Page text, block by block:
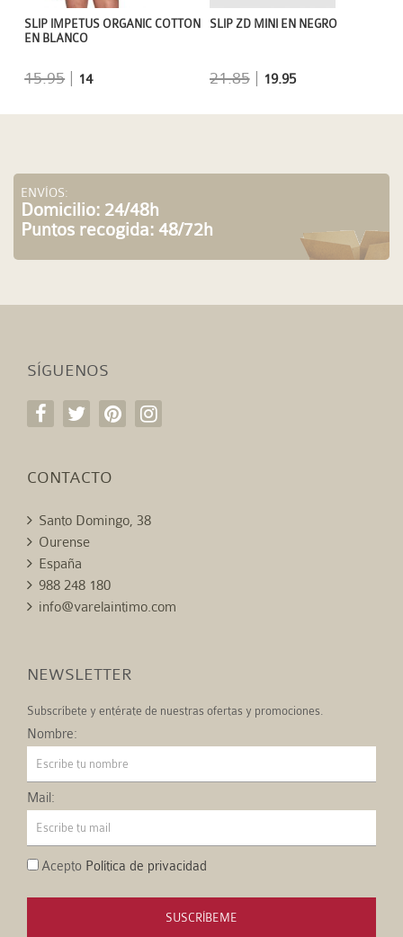
SLIP ZD MINI EN NEGRO
21.85| 19.95
SLIP IMPETUS ORGANIC COTTON
EN BLANCO
15.95 | 14
ENVÍOS:
Domicilio: 24/48h
Puntos recogida: 48/72h
SÍGUENOS
CONTACTO
Santo Domingo, 38
Ourense
España
988 248 180
info@varelaintimo.com
NEWSLETTER
Subscríbete y entérate de nuestras ofertas y promociones.
Nombre:
Mail:
Acepto Política de privacidad
SUSCRÍBEME